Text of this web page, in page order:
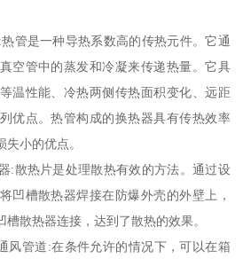
管是一种导热系数高的传热元件。它通
空管中的蒸发和冷凝来传递热量。它具
温性能、冷热两侧传热面积变化、远距
优点。热管构成的换热器具有传热效率
小的优点。
:散热片是处理散热有效的方法。通过设
凹槽散热器焊接在防爆外壳的外壁上，
散热器连接，达到了散热的效果。
风管道:在条件允许的情况下，可以在箱